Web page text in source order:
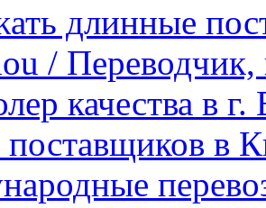
длинные
/ Переводчик,
качества в
в